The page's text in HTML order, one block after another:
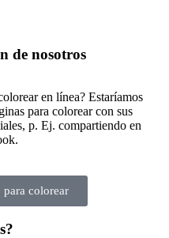
de nosotros
en línea? Estaríamos
para colorear con sus
p. Ej. compartiendo en
colorear